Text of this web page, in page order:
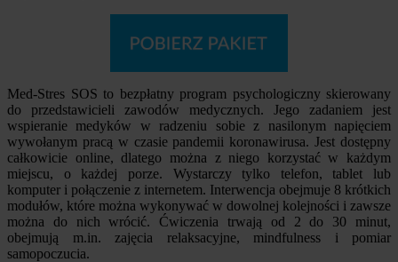
Med-Stres SOS to bezpłatny program psychologiczny skierowany
do przedstawicieli zawodów medycznych. Jego zadaniem jest
wspieranie medyków w radzeniu sobie z nasilonym napięciem
wywołanym pracą w czasie pandemii koronawirusa. Jest dostępny
całkowicie online, dlatego można z niego korzystać w każdym
miejscu, o każdej porze. Wystarczy tylko telefon, tablet lub
komputer i połączenie z internetem. Interwencja obejmuje 8 krótkich
modułów, które można wykonywać w dowolnej kolejności i zawsze
można do nich wrócić. Ćwiczenia trwają od 2 do 30 minut,
obejmują m.in. zajęcia relaksacyjne, mindfulness i pomiar
samopoczucia.